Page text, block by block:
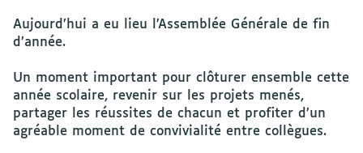
Aujourd’hui a eu lieu l’Assemblée Générale de fin
d’année.
Un moment important pour clôturer ensemble cette
année scolaire, revenir sur les projets menés,
partager les réussites de chacun et profiter d’un
agréable moment de convivialité entre collègues.